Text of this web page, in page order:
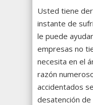
Usted tiene
instante de
le puede
empresas no
necesita en el
razón
accidentados
desatención